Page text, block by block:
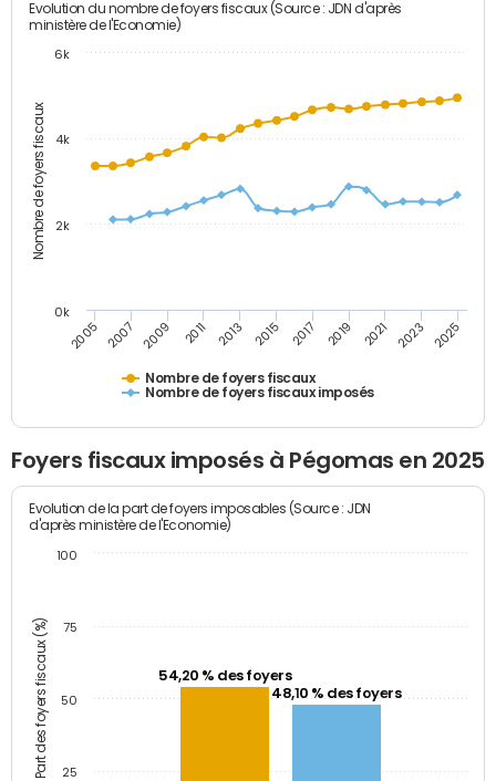
Nombre de foyers fiscaux
Evolution du nombre de foyers fiscaux (Source : JDN d'après
ministère de l'Economie)
Nombre de foyers fiscaux
Nombre de foyers fiscaux imposés
2005 2007 2009 2011 2013 2015 2017 2019 2021 2023 2025
0k
2k
4k
6k
Foyers fiscaux imposés à Pégomas en 2025
Part des foyers fiscaux (%)
Evolution de la part de foyers imposables (Source : JDN
d'après ministère de l'Economie)
54,20 % des foyers
48,10 % des foyers
25
50
75
100